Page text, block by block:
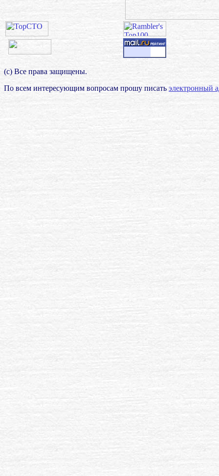
(с) Все права защищены.
По всем интересующим вопросам прошу писать электронный